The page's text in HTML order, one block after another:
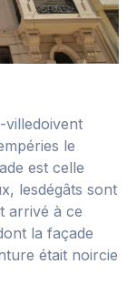
villedoivent
le
est celle
lesdégâts sont
arrivé à ce
la façade
était noircie